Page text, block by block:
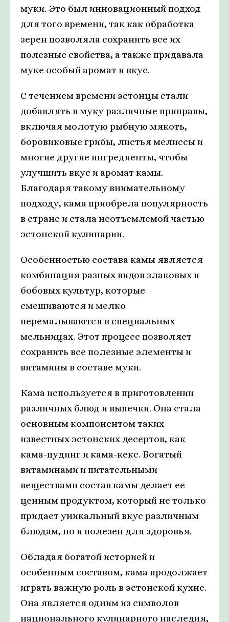
муки. Это был инновационный подход
для того времени, так как обработка
зерен позволяла сохранить все их
полезные свойства, а также придавала
муке особый аромат и вкус.
С течением времени эстонцы стали
добавлять в муку различные приправы,
включая молотую рыбную мякоть,
боровиковые грибы, листья мелиссы и
многие другие ингредиенты, чтобы
улучшить вкус и аромат камы.
Благодаря такому внимательному
подходу, кама приобрела популярность
в стране и стала неотъемлемой частью
эстонской кулинарии.
Особенностью состава камы является
комбинация разных видов злаковых и
бобовых культур, которые
смешиваются и мелко
перемалываются в специальных
мельницах. Этот процесс позволяет
сохранить все полезные элементы и
витамины в составе муки.
Кама используется в приготовлении
различных блюд и выпечки. Она стала
основным компонентом таких
известных эстонских десертов, как
кама-пудинг и кама-кекс. Богатый
витаминами и питательными
веществами состав камы делает ее
ценным продуктом, который не только
придает уникальный вкус различным
блюдам, но и полезен для здоровья.
Обладая богатой историей и
особенным составом, кама продолжает
играть важную роль в эстонской кухне.
Она является одним из символов
национального кулинарного наследия,